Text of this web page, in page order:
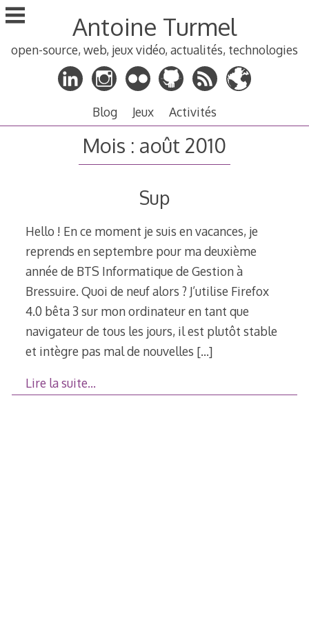
Aller
au
principal
Antoine Turmel
open-source, web, jeux vidéo, actualités, technologies
Blog Jeux Activités
Mois : août 2010
Sup
Hello ! En ce moment je suis en vacances, je
reprends en septembre pour ma deuxième
année de BTS Informatique de Gestion à
Bressuire. Quoi de neuf alors ? J’utilise Firefox
4.0 bêta 3 sur mon ordinateur en tant que
navigateur de tous les jours, il est plutôt stable
et intègre pas mal de nouvelles […]
Lire la suite…